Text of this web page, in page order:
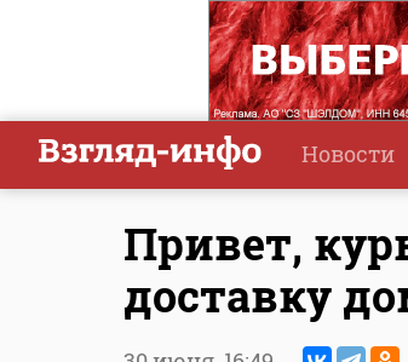
Новости
Привет,
доставку